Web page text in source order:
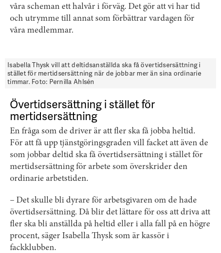
våra scheman ett halvår i förväg. Det gör att vi har tid
och utrymme till annat som förbättrar vardagen för
våra medlemmar.
Isabella Thysk vill att deltidsanställda ska få övertidsersättning i
stället för mertidsersättning när de jobbar mer än sina ordinarie
timmar. Foto: Pernilla Ahlsén
Övertidsersättning i stället för
mertidsersättning
En fråga som de driver är att fler ska få jobba heltid.
För att få upp tjänstgöringsgraden vill facket att även de
som jobbar deltid ska få övertidsersättning i stället för
mertidsersättning för arbete som överskrider den
ordinarie arbetstiden.
– Det skulle bli dyrare för arbetsgivaren om de hade
övertidsersättning. Då blir det lättare för oss att driva att
fler ska bli anställda på heltid eller i alla fall på en högre
procent, säger Isabella Thysk som är kassör i
fackklubben.